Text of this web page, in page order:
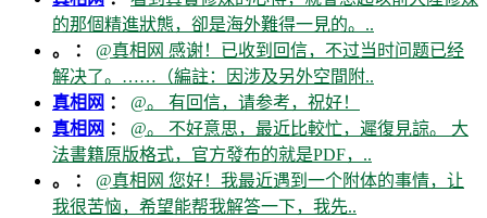
的那個精進狀態，卻是海外難得一見的。..
。 ： @真相网 感谢！已收到回信，不过当时问题已经
解决了。……（編註：因涉及另外空間附..
真相网 ： @。 有回信，请参考，祝好！
真相网 ： @。 不好意思，最近比較忙，遲復見諒。 大
法書籍原版格式，官方發布的就是PDF，..
。 ： @真相网 您好！我最近遇到一个附体的事情，让
我很苦恼，希望能帮我解答一下，我先..